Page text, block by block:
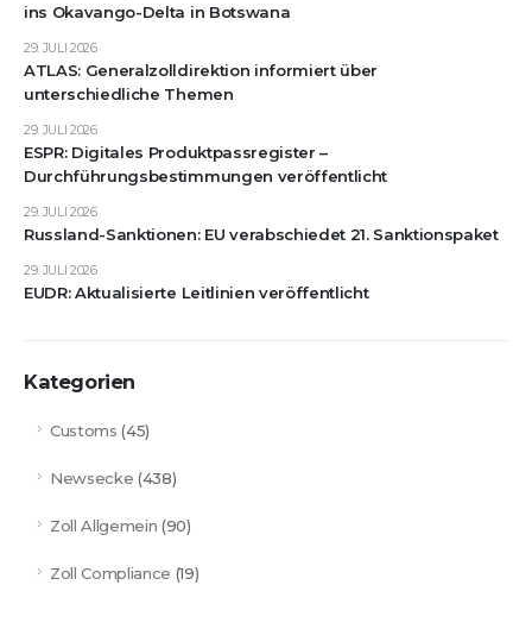
ins Okavango-Delta in Botswana
ATLAS: Generalzolldirektion informiert über
unterschiedliche Themen
29. JULI 2026
ESPR: Digitales Produktpassregister –
Durchführungsbestimmungen veröffentlicht
29. JULI 2026
Russland-Sanktionen: EU verabschiedet 21. Sanktionspaket
29. JULI 2026
EUDR: Aktualisierte Leitlinien veröffentlicht
29. JULI 2026
Kategorien
Customs (45)
Newsecke (438)
Zoll Allgemein (90)
Zoll Compliance (19)